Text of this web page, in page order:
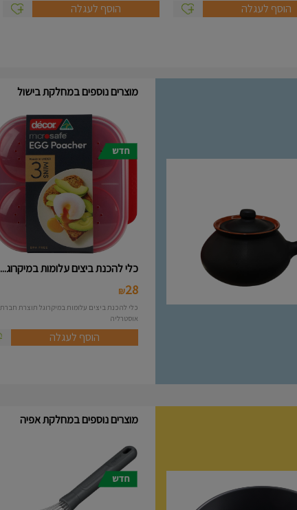
הוסף לעגלה הוסף לעגלה
מוצרים נוספים במחלקת בישול
כלי להכנת ביצים עלומות במיקרוג...
28
₪
אוסטרליה
הוסף לעגלה
מוצרים נוספים במחלקת אפיה